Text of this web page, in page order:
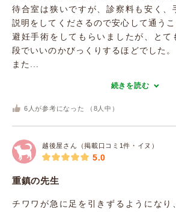
待合室は狭いですが、診察料も安く、
説明をしてくださるので安心して通うこ
避妊手術をしてもらいましたが、とて
段でいいのかびっくりするほどでした。
また...
続きを読む
6 人が参考になった （ 8 人中）
越後屋さん（掲載口コミ1件・イヌ）
5.0
重鎮の先生
チワワが急に足を引きずるようになり